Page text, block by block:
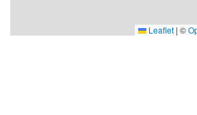
Leaflet | ©